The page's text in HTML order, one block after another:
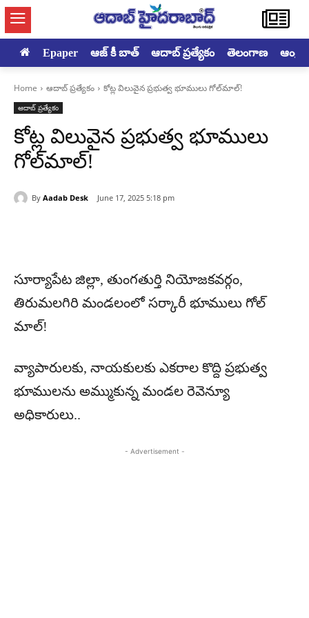
Epaper ఆజ్ కీ బాత్ ఆదాబ్ ప్రత్యేకం తెలంగాణ
Home ఆదాబ్ ప్రత్యేకం కోట్ల విలువైన ప్రభుత్వ భూములు గోల్‌మాల్!
ఆదాబ్ ప్రత్యేకం
కోట్ల విలువైన ప్రభుత్వ భూములు
గోల్‌మాల్!
By Aadab Desk June 17, 2025 5:18 pm
సూర్యాపేట జిల్లా, తుంగతుర్తి నియోజకవర్గం,
తిరుమలగిరి మండలంలో సర్కారీ భూములు గోల్
మాల్!
వ్యాపారులకు, నాయకులకు ఎకరాల కొద్ది ప్రభుత్వ
భూములను అమ్ముకున్న మండల రెవెన్యూ
అధికారులు..
- Advertisement -